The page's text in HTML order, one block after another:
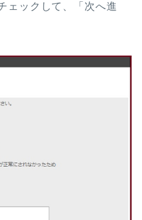
ェックして、「次へ進